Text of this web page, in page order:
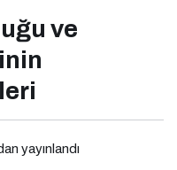
ve
yayınlandı